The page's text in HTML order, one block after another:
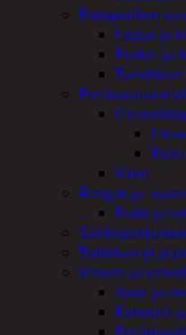
Pakoputken
Laipat ja
Putket ja
Tarvikkeet
Valot
Rengas ja -
Pukit ja
Tukkikärryt ja
Veneet ja
Airot ja
Kanootit